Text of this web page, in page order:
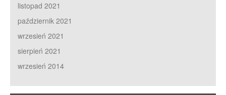
listopad 2021
październik 2021
wrzesień 2021
sierpień 2021
wrzesień 2014